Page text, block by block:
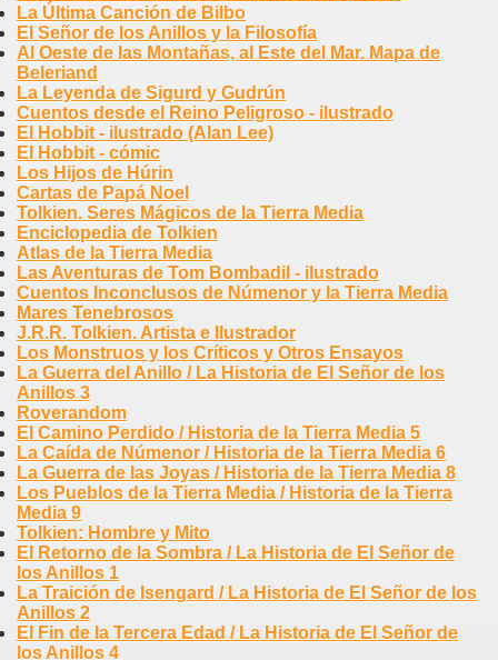
La Última Canción de Bilbo
El Señor de los Anillos y la Filosofía
Al Oeste de las Montañas, al Este del Mar. Mapa de
Beleriand
La Leyenda de Sigurd y Gudrún
Cuentos desde el Reino Peligroso - ilustrado
El Hobbit - ilustrado (Alan Lee)
El Hobbit - cómic
Los Hijos de Húrin
Cartas de Papá Noel
Tolkien. Seres Mágicos de la Tierra Media
Enciclopedia de Tolkien
Atlas de la Tierra Media
Las Aventuras de Tom Bombadil - ilustrado
Cuentos Inconclusos de Númenor y la Tierra Media
Mares Tenebrosos
J.R.R. Tolkien. Artista e Ilustrador
Los Monstruos y los Críticos y Otros Ensayos
La Guerra del Anillo / La Historia de El Señor de los
Anillos 3
Roverandom
El Camino Perdido / Historia de la Tierra Media 5
La Caída de Númenor / Historia de la Tierra Media 6
La Guerra de las Joyas / Historia de la Tierra Media 8
Los Pueblos de la Tierra Media / Historia de la Tierra
Media 9
Tolkien: Hombre y Mito
El Retorno de la Sombra / La Historia de El Señor de
los Anillos 1
La Traición de Isengard / La Historia de El Señor de los
Anillos 2
El Fin de la Tercera Edad / La Historia de El Señor de
los Anillos 4